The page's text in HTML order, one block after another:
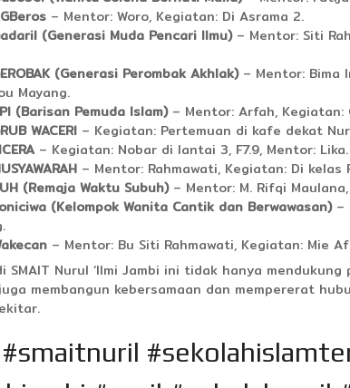
– Mentor: Woro, Kegiatan: Di Asrama 2.
(Generasi Muda Pencari Ilmu)– Mentor: Siti
(Generasi Perombak Akhlak)– Mentor: Bima
Mayang.
(Barisan Pemuda Islam)– Mentor: Arfah,
WACERI – Kegiatan: Pertemuan di kafe dekat
– Kegiatan: Nobar di lantai 3, F7.9, Mentor: Lika.
– Mentor: Rahmawati, Kegiatan: Di kelas
(Remaja Waktu Subuh)– Mentor: M. Rifqi
(Kelompok Wanita Cantik dan Berwawasan)–
– Mentor: Bu Siti Rahmawati, Kegiatan: Mie
SMAIT Nurul ‘Ilmi Jambi ini tidak hanya
membangun kebersamaan dan mempererat